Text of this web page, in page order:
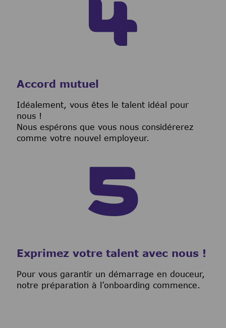
Accord mutuel
Idéalement, vous êtes le talent idéal pour
nous !
Nous espérons que vous nous considérerez
comme votre nouvel employeur.
Exprimez votre talent avec nous !
Pour vous garantir un démarrage en douceur,
notre préparation à l’onboarding commence.